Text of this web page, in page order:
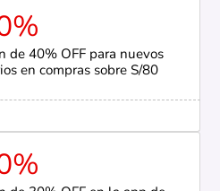
de 40% OFF para nuevos
en compras sobre S/80